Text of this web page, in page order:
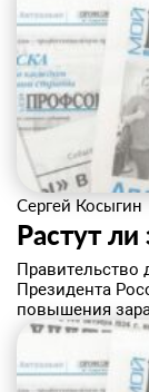
Сергей Косыгин
Растут
Правительство
Президента
повышения